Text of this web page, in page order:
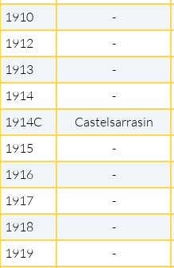
1910
-
1912
-
1913
-
1914
-
1914C
Castelsarrasin
1915
-
1916
-
1917
-
1918
-
1919
-